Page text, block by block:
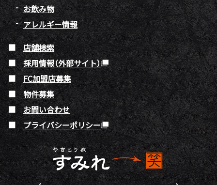
お飲み物
アレルギー情報
店舗検索
採用情報（外部サイト）
FC加盟店募集
物件募集
お問い合わせ
プライバシーポリシー